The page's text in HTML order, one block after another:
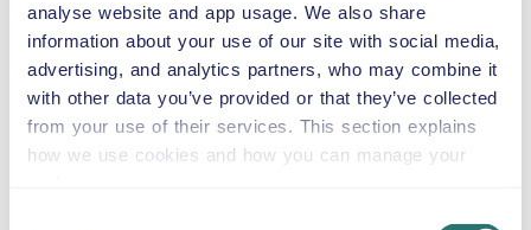
analyse website and app usage. We also share
information about your use of our site with social media,
advertising, and analytics partners, who may combine it
with other data you’ve provided or that they’ve collected
from your use of their services. This section explains
how we use cookies and how you can manage your
SEGGIOLINO PER BAMBINI
9–18 kg
SEGGIOLINO ALZABIMBO
15–36 kg